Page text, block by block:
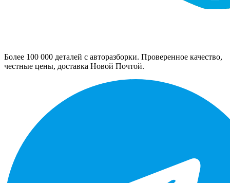
Более 100 000 деталей с авторазборки. Проверенное качество,
честные цены, доставка Новой Почтой.